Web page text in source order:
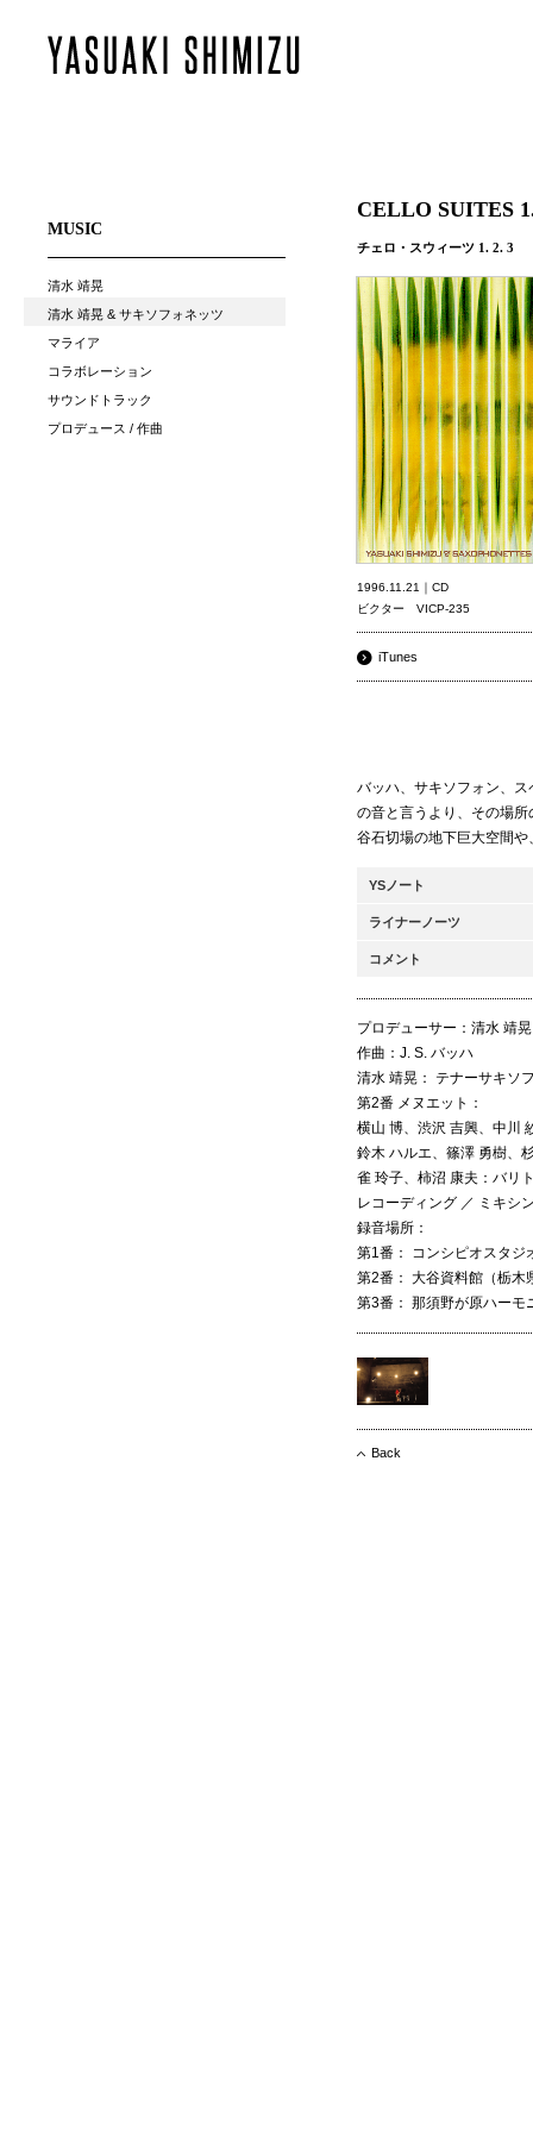
MUSIC
清水 靖晃
清水 靖晃 & サキソフォネッツ
マライア
コラボレーション
サウンドトラック
プロデュース / 作曲
CELLO SUITES
チェロ・スウィーツ 1. 2. 3
1996.11.21｜CD
ビクター VICP-235
iTunes
バッハ、サキソフォン、
の音と言うより、その場
谷石切場の地下巨大空間
YSノート
ライナーノーツ
コメント
プロデューサー：清水 靖
作曲：J. S. バッハ
清水 靖晃： テナーサキソ
第2番 メヌエット：
横山 博、渋沢 吉興、中川
鈴木 ハルエ、篠澤 勇樹、
雀 玲子、柿沼 康夫：バリ
レコーディング ／ ミキシ
録音場所：
第1番： コンシピオスタジ
第2番： 大谷資料館（栃木
第3番： 那須野が原ハーモ
Back